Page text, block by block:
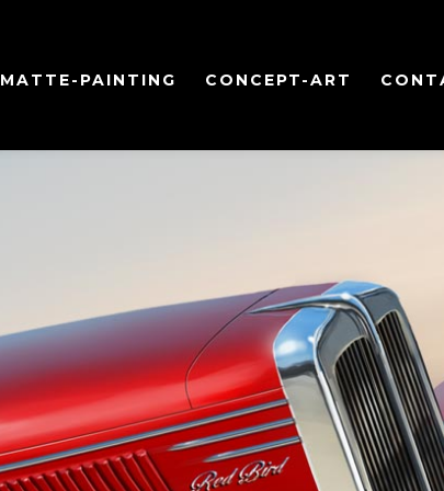
MATTE-PAINTING CONCEPT-ART